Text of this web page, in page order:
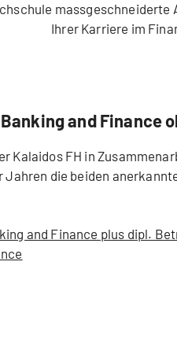
massgeschneiderte
Ihrer Karriere im
and Finance
Kalaidos FH in
Jahren die beiden
and Finance plus dipl.